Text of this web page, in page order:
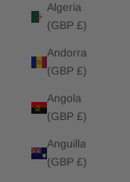
Algeria
(GBP £)
Andorra
(GBP £)
Angola
(GBP £)
Anguilla
(GBP £)